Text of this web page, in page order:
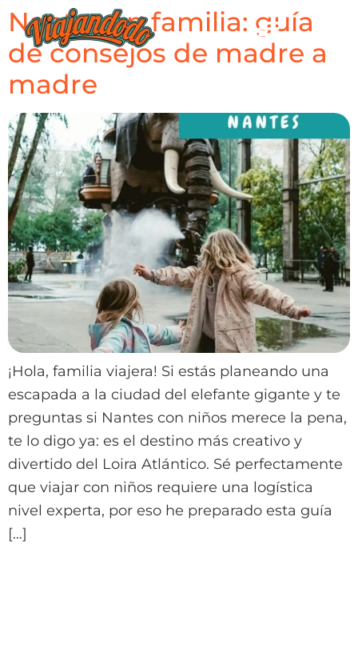
Nantes en familia: guía
de consejos de madre a
madre
¡Hola, familia viajera! Si estás planeando una
escapada a la ciudad del elefante gigante y te
preguntas si Nantes con niños merece la pena,
te lo digo ya: es el destino más creativo y
divertido del Loira Atlántico. Sé perfectamente
que viajar con niños requiere una logística
nivel experta, por eso he preparado esta guía
[…]